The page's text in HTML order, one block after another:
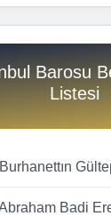
Barosu
Listesi
Badi